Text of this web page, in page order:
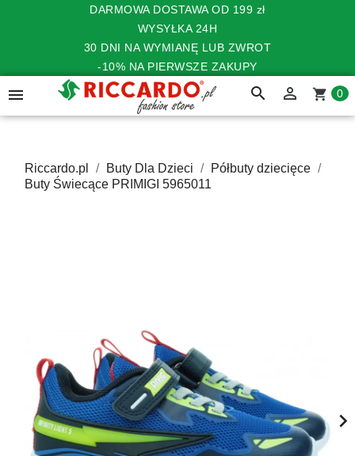
DARMOWA DOSTAWA OD 199 zł
WYSYŁKA 24H
30 DNI NA WYMIANĘ LUB ZWROT
-10% NA PIERWSZE ZAKUPY
 search  shopping_cart 0
Riccardo.pl Buty Dla Dzieci
Półbuty dziecięce
Buty Świecące PRIMIGI 5965011
